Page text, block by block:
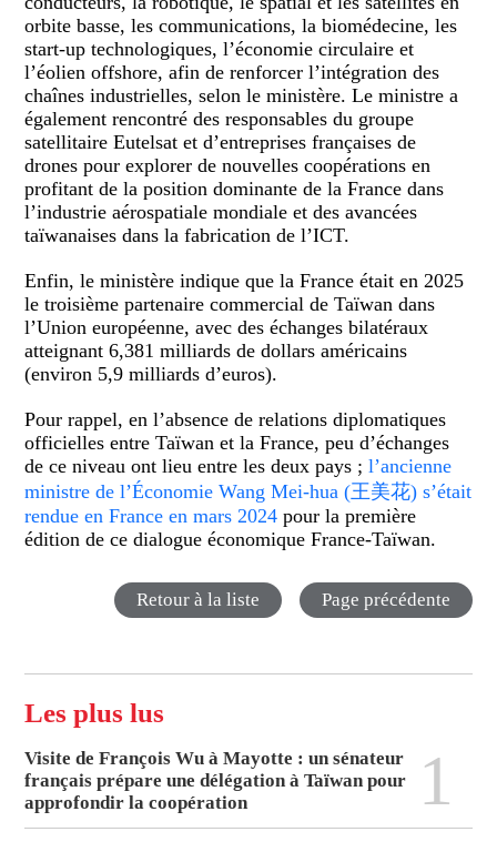
orbite basse, les communications, la biomédecine, les
start-up technologiques, l’économie circulaire et
l’éolien offshore, afin de renforcer l’intégration des
chaînes industrielles, selon le ministère. Le ministre a
également rencontré des responsables du groupe
satellitaire Eutelsat et d’entreprises françaises de
drones pour explorer de nouvelles coopérations en
profitant de la position dominante de la France dans
l’industrie aérospatiale mondiale et des avancées
taïwanaises dans la fabrication de l’ICT.
Enfin, le ministère indique que la France était en 2025
le troisième partenaire commercial de Taïwan dans
l’Union européenne, avec des échanges bilatéraux
atteignant 6,381 milliards de dollars américains
(environ 5,9 milliards d’euros).
Pour rappel, en l’absence de relations diplomatiques
officielles entre Taïwan et la France, peu d’échanges
de ce niveau ont lieu entre les deux pays ;l’ancienne
ministre de l’Économie Wang Mei-hua (王美花) s’était
rendue en France en mars 2024 pour la première
édition de ce dialogue économique France-Taïwan.
Retour à la liste Page précédente
Les plus lus
Visite de François Wu à Mayotte : un sénateur
français prépare une délégation à Taïwan pour
approfondir la coopération
1